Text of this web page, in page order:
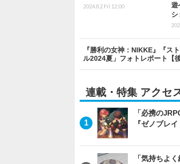
2024.8.2 Fri 12:00
遊
シ
『勝利の女神：NIKKE』『ス
ル2024夏」フォトレポート【後
連載・特集 アクセ
「必携の
『ゼノブレ
「気持ちよ